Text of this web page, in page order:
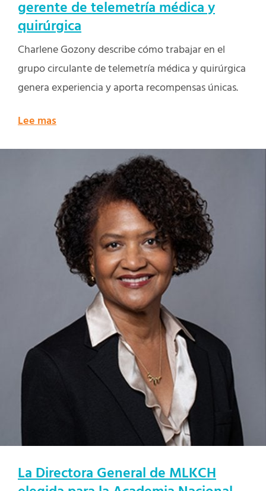
gerente de telemetría médica y
quirúrgica
Charlene Gozony describe cómo trabajar en el
grupo circulante de telemetría médica y quirúrgica
genera experiencia y aporta recompensas únicas.
Lee mas
La Directora General de MLKCH